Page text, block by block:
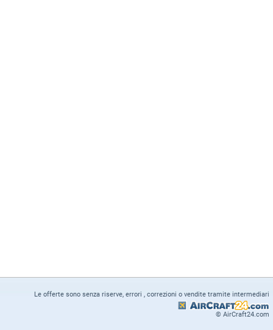
Le offerte sono senza riserve, errori , correzioni o vendite tramite intermediari
© AirCraft24.com